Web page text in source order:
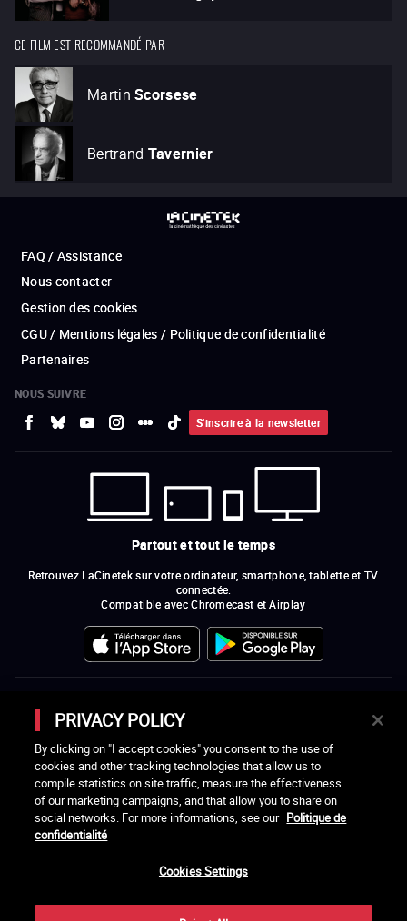
CE FILM EST RECOMMANDÉ PAR
Martin Scorsese
Bertrand Tavernier
FAQ / Assistance
Nous contacter
Gestion des cookies
CGU / Mentions légales / Politique de confidentialité
Partenaires
NOUS SUIVRE
S'inscrire à la newsletter
Partout et tout le temps
Retrouvez LaCinetek sur votre ordinateur, smartphone, tablette et TV
connectée.
Compatible avec Chromecast et Airplay
Pascale Ferran, Cédric Klapisch, Laurent Cantet (
Alain
LES RÉALISATEURS ET RÉALISATRICES MEMBRES DE L'ASSOCIATION
LA CINÉMATHÈQUE DES CINÉASTES
Olivier Assayas, Bertrand Bonello, Michel Hazanavicius (représentant de
l'ARP), Rebecca Zlotowski et Mikael Buch (représentant de la SRF)
LES ORGANISMES MEMBRES DE L'ASSOCIATION LA CINÉMATHÈQUE
PRIVACY POLICY
By clicking on "I accept cookies" you consent to the use of
cookies and other tracking technologies that allow us to
compile statistics on site traffic, measure the effectiveness
of our marketing campaigns, and that allow you to share on
social networks. For more informations, see our Politique de
confidentialité
Cookies Settings